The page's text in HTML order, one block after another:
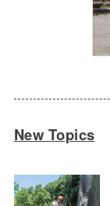
New Topics